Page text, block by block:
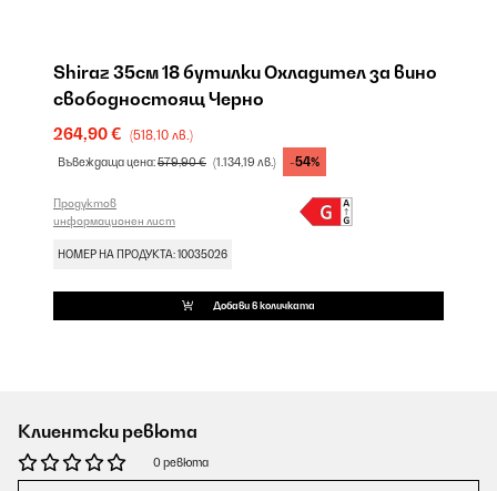
Shiraz 35см 18 бутилки Охладител за вино
свободностоящ Черно
264,90 € (518,10 лв.)
Въвеждаща цена:579,90 € (1.134,19 лв.) -54%
Продуктов
информационен лист
НОМЕР НА ПРОДУКТА: 10035026
Добави в количката
Клиентски ревюта
0 ревюта